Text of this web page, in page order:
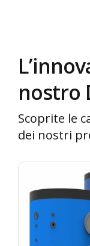
nostro
Scoprite le
dei nostri